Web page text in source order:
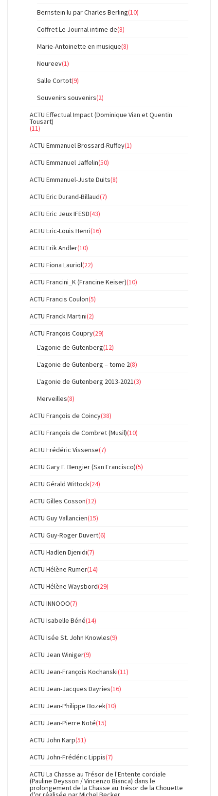
Bernstein lu par Charles Berling(10)
Coffret Le Journal intime de(8)
Marie-Antoinette en musique(8)
Noureev(1)
Salle Cortot(9)
Souvenirs souvenirs(2)
ACTU Effectual Impact (Dominique Vian et Quentin
Tousart)
(11)
ACTU Emmanuel Brossard-Ruffey(1)
ACTU Emmanuel Jaffelin(50)
ACTU Emmanuel-Juste Duits(8)
ACTU Eric Durand-Billaud(7)
ACTU Eric Jeux IFESD(43)
ACTU Eric-Louis Henri(16)
ACTU Erik Andler(10)
ACTU Fiona Lauriol(22)
ACTU Francini_K (Francine Keiser)(10)
ACTU Francis Coulon(5)
ACTU Franck Martini(2)
ACTU François Coupry(29)
L'agonie de Gutenberg(12)
L'agonie de Gutenberg – tome 2(8)
L'agonie de Gutenberg 2013-2021(3)
Merveilles(8)
ACTU François de Coincy(38)
ACTU François de Combret (Musil)(10)
ACTU Frédéric Vissense(7)
ACTU Gary F. Bengier (San Francisco)(5)
ACTU Gérald Wittock(24)
ACTU Gilles Cosson(12)
ACTU Guy Vallancien(15)
ACTU Guy-Roger Duvert(6)
ACTU Hadlen Djenidi(7)
ACTU Hélène Rumer(14)
ACTU Hélène Waysbord(29)
ACTU INNOOO(7)
ACTU Isabelle Béné(14)
ACTU Isée St. John Knowles(9)
ACTU Jean Winiger(9)
ACTU Jean-François Kochanski(11)
ACTU Jean-Jacques Dayries(16)
ACTU Jean-Philippe Bozek(10)
ACTU Jean-Pierre Noté(15)
ACTU John Karp(51)
ACTU John-Frédéric Lippis(7)
ACTU La Chasse au Trésor de l'Entente cordiale
(Pauline Deysson / Vincenzo Bianca) dans le
prolongement de la Chasse au Trésor de la Chouette